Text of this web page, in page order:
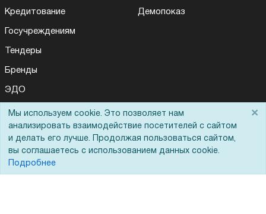
Кредитование
Госучреждениям
Тендеры
Бренды
ЭДО
Демопоказ
Вопрос-ответ
Мы используем cookie. Это позволяет нам
анализировать взаимодействие посетителей с сайтом
и делать его лучше. Продолжая пользоваться сайтом,
вы соглашаетесь с использованием данных cookie.
Подробнее
×